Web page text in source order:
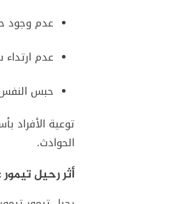
عدم وجود
عدم ارتداء
حبس النفس
توعية الأفراد
الحوادث.
أثر رحيل